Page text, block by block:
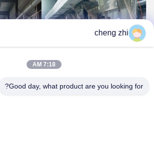
cheng zhi
7:18 AM
Good day, what product are you looking for?